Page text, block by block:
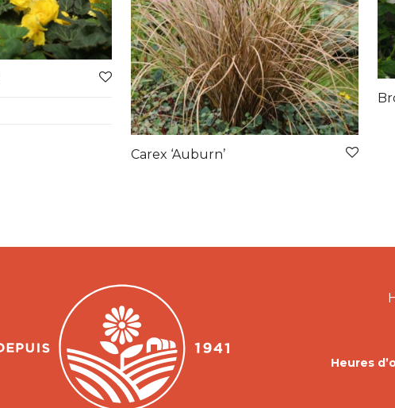
Carex ‘Auburn’
Heures